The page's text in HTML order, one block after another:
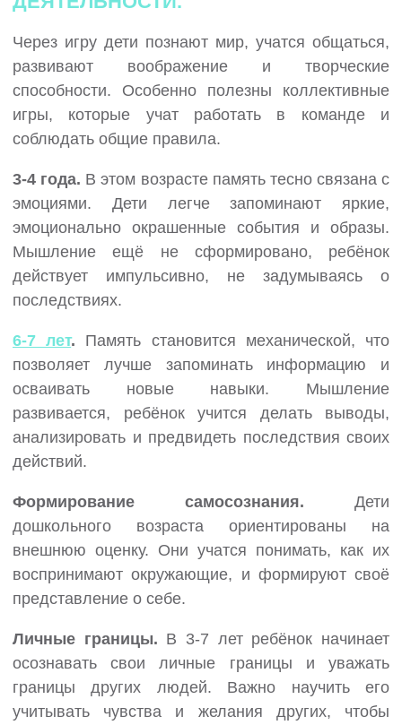
Через игру дети познают мир, учатся общаться,
развивают воображение и творческие
способности. Особенно полезны коллективные
игры, которые учат работать в команде и
соблюдать общие правила.
3-4 года. В этом возрасте память тесно связана с
эмоциями. Дети легче запоминают яркие,
эмоционально окрашенные события и образы.
Мышление ещё не сформировано, ребёнок
действует импульсивно, не задумываясь о
последствиях.
6-7 лет. Память становится механической, что
позволяет лучше запоминать информацию и
осваивать новые навыки. Мышление
развивается, ребёнок учится делать выводы,
анализировать и предвидеть последствия своих
действий.
Формирование самосознания. Дети
дошкольного возраста ориентированы на
внешнюю оценку. Они учатся понимать, как их
воспринимают окружающие, и формируют своё
представление о себе.
Личные границы. В 3-7 лет ребёнок начинает
осознавать свои личные границы и уважать
границы других людей. Важно научить его
учитывать чувства и желания других, чтобы